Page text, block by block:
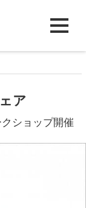
ア
ショップ開催